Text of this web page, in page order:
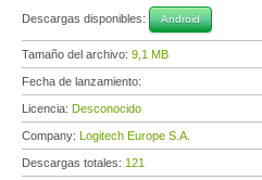
Descargas disponibles: Android
Tamaño del archivo: 9,1 MB
Fecha de lanzamiento:
Licencia: Desconocido
Company: Logitech Europe S.A.
Descargas totales: 121